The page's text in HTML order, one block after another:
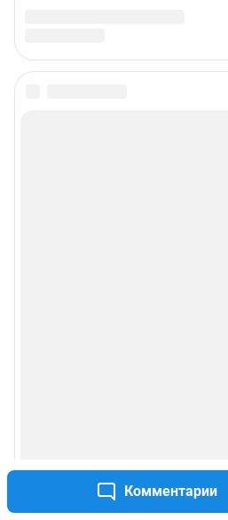
Комментарии